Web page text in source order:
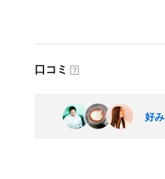
口コミ ？
好